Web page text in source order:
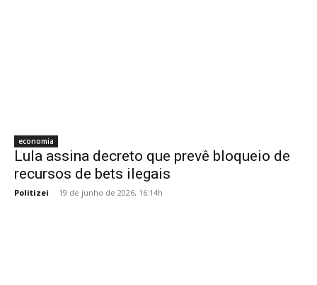
economia
Lula assina decreto que prevê bloqueio de
recursos de bets ilegais
Politizei - 19 de junho de 2026, 16:14h